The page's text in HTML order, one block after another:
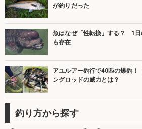
が釣りだった
魚はなぜ「性転換」する？ 1日
も存在
アユルアー釣行で40匹の爆釣！
ングロッドの威力とは？
釣り方から探す